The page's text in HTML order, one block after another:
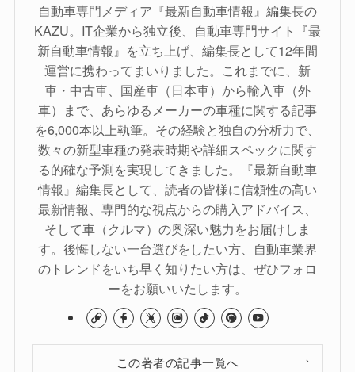
自動車専門メディア『最新自動車情報』編集長の
KAZU。IT企業から独立後、自動車専門サイト『最
新自動車情報』を立ち上げ、編集長として12年間
運営に携わってまいりました。これまでに、新
車・中古車、国産車（日本車）から輸入車（外
車）まで、あらゆるメーカーの車種に関する記事
を6,000本以上執筆。その経験と独自の分析力で、
数々の新型車種の発表時期や詳細スペックに関す
る的確な予測を実現してきました。『最新自動車
情報』編集長として、読者の皆様に信頼性の高い
最新情報、専門的な視点からの購入アドバイス、
そして車（クルマ）の奥深い魅力をお届けしま
す。後悔しない一台選びをしたい方、自動車業界
のトレンドをいち早く知りたい方は、ぜひフォロ
ーをお願いいたします。
この著者の記事一覧へ